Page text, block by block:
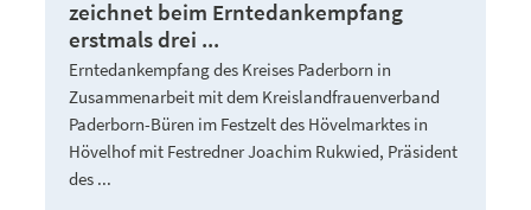
zeichnet beim Erntedankempfang
erstmals drei ...
Erntedankempfang des Kreises Paderborn in
Zusammenarbeit mit dem Kreislandfrauenverband
Paderborn-Büren im Festzelt des Hövelmarktes in
Hövelhof mit Festredner Joachim Rukwied, Präsident
des ...